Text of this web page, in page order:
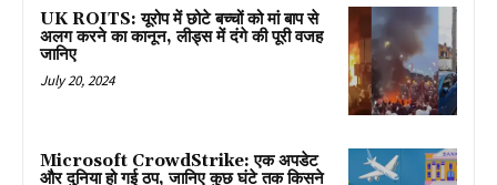
UK ROITS: यूरोप में छोटे बच्चों को मां बाप से
अलग करने का कानून, लीड्स में दंगे की पूरी वजह
जानिए
July 20, 2024
Microsoft CrowdStrike: एक अपडेट
और दुनिया हो गई ठप, जानिए कुछ घंटे तक किसने